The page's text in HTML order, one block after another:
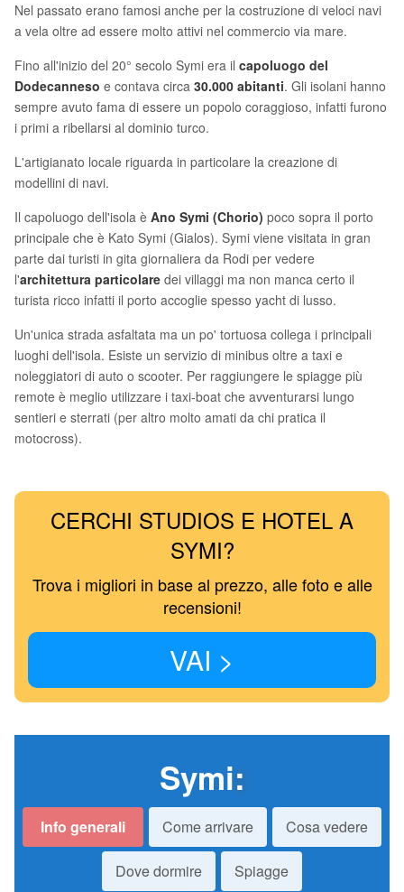
Nel passato erano famosi anche per la costruzione di veloci navi
a vela oltre ad essere molto attivi nel commercio via mare.
Fino all'inizio del 20° secolo Symi era il capoluogo del
Dodecanneso e contava circa 30.000 abitanti. Gli isolani hanno
sempre avuto fama di essere un popolo coraggioso, infatti furono
i primi a ribellarsi al dominio turco.
L'artigianato locale riguarda in particolare la creazione di
modellini di navi.
Il capoluogo dell'isola è Ano Symi (Chorio) poco sopra il porto
principale che è Kato Symi (Gialos). Symi viene visitata in gran
parte dai turisti in gita giornaliera da Rodi per vedere
l'architettura particolare dei villaggi ma non manca certo il
turista ricco infatti il porto accoglie spesso yacht di lusso.
Un'unica strada asfaltata ma un po' tortuosa collega i principali
luoghi dell'isola. Esiste un servizio di minibus oltre a taxi e
noleggiatori di auto o scooter. Per raggiungere le spiagge più
remote è meglio utilizzare i taxi-boat che avventurarsi lungo
sentieri e sterrati (per altro molto amati da chi pratica il
motocross).
CERCHI STUDIOS E HOTEL A
SYMI?
Trova i migliori in base al prezzo, alle foto e alle
recensioni!
VAI >
Symi:
Info generali Come arrivare Cosa vedere
Dove dormire Spiagge